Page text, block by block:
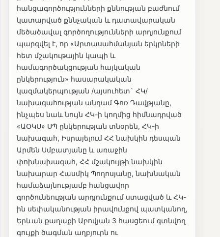
հանցագործությունների քննության բաժնում
կատարված քննչական և դատավարական
մեծածավալ գործողությունների արդյունքում
պարզվել է, որ «Արտասահմանյան երկրների
հետ մշակութային կապի և
համագործակցության հայկական
ընկերություն» հասարակական
կազմակերպության /այսուհետ` ՀԿ/
նախագահության անդամ Գոռ Դավթյանը,
ինչպես նաև նույն ՀԿ-ի կողմից հիմնադրված
«ԱՕԿՍ» ՍՊ ընկերության տնօրեն, ՀԿ-ի
նախագահ, Իսրայելում ՀՀ նախկին դեսպան
Արմեն Սմբատյանը և առաջին
փոխնախագահ, ՀՀ մշակույթի նախկին
նախարար Հասմիկ Պողոսյանը, նախնական
համաձայնությամբ հանցավոր
գործունեության արդյունքում ստացված և ՀԿ-
ին սեփականության իրավունքով պատկանող,
Երևան քաղաքի Աբովյան 3 հասցեում գտնվող
գույքի ծագման աղբյուրն ու